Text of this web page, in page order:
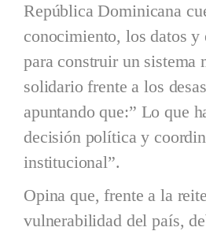
República Dominicana
conocimiento, los datos
para construir un sistema
solidario frente a los
apuntando que:” Lo que
decisión política y
institucional”.
Opina que, frente a la
vulnerabilidad del país,